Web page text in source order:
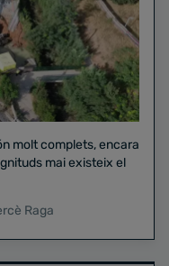
molt complets, encara
mai existeix el
Raga